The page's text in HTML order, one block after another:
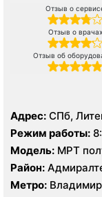
Отзыв о
Отзыв о врачах
Отзыв об
Адрес: СПб,
Режим работы:
Модель: МРТ
Тесла, МРТ
Somatom
Emotion 16
Район:
Метро: